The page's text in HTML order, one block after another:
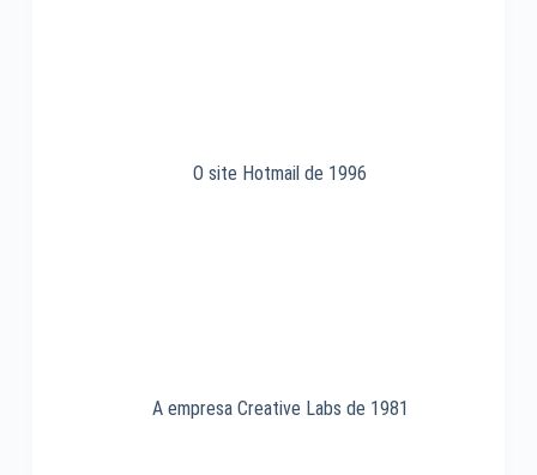
O site Hotmail de 1996
A empresa Creative Labs de 1981